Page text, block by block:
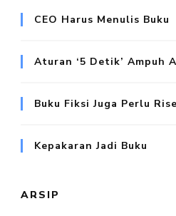
CEO Harus Menulis Buku
Aturan ‘5 Detik’ Ampuh
Buku Fiksi Juga Perlu
Kepakaran Jadi Buku
ARSIP